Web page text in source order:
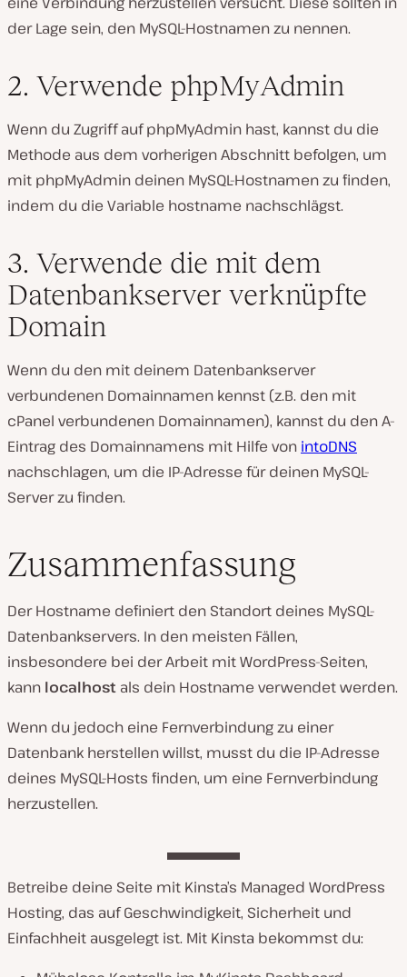
der Lage sein, den MySQL-Hostnamen zu nennen.
2. Verwende phpMyAdmin
Wenn du Zugriff auf phpMyAdmin hast, kannst du die
Methode aus dem vorherigen Abschnitt befolgen, um
mit phpMyAdmin deinen MySQL-Hostnamen zu finden,
indem du die Variable hostname nachschlägst.
3. Verwende die mit dem
Datenbankserver verknüpfte
Domain
Wenn du den mit deinem Datenbankserver
verbundenen Domainnamen kennst (z.B. den mit
cPanel verbundenen Domainnamen), kannst du den A-
Eintrag des Domainnamens mit Hilfe von intoDNS
nachschlagen, um die IP-Adresse für deinen MySQL-
Server zu finden.
Zusammenfassung
Der Hostname definiert den Standort deines MySQL-
Datenbankservers. In den meisten Fällen,
insbesondere bei der Arbeit mit WordPress-Seiten,
kann localhost als dein Hostname verwendet werden.
Wenn du jedoch eine Fernverbindung zu einer
Datenbank herstellen willst, musst du die IP-Adresse
deines MySQL-Hosts finden, um eine Fernverbindung
herzustellen.
Betreibe deine Seite mit Kinsta’s Managed WordPress
Hosting, das auf Geschwindigkeit, Sicherheit und
Einfachheit ausgelegt ist. Mit Kinsta bekommst du: